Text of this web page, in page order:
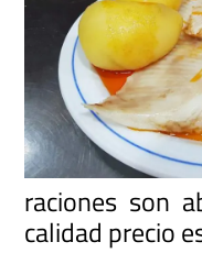
raciones son
calidad precio